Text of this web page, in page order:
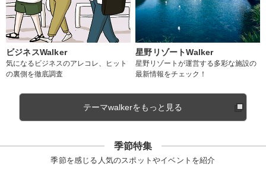
ビジネスWalker
気になるビジネスのアレコレ、ヒット
の裏側を徹底調査
星野リゾートWalker
星野リゾートが運営する多彩な施設の
最新情報をチェック！
テーマwalkerをもっと見る
季節特集
季節を感じる人気のスポットやイベントを紹介